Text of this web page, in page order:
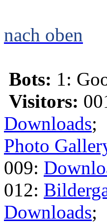
nach oben
Bots: 1:
Visitors:
Downloads;
Photo
009:
012:
Downloads;